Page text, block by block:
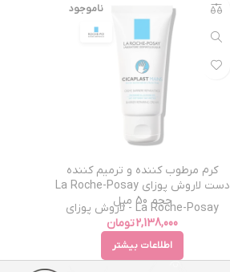
ناموجود
کرم مرطوب کننده و ترمیم کننده
دست لاروش پوزای La Roche-Posay
حجم 50 میل
La Roche-Posay - لاروش پوزای
2,138,000تومان
اطلاعات بیشتر